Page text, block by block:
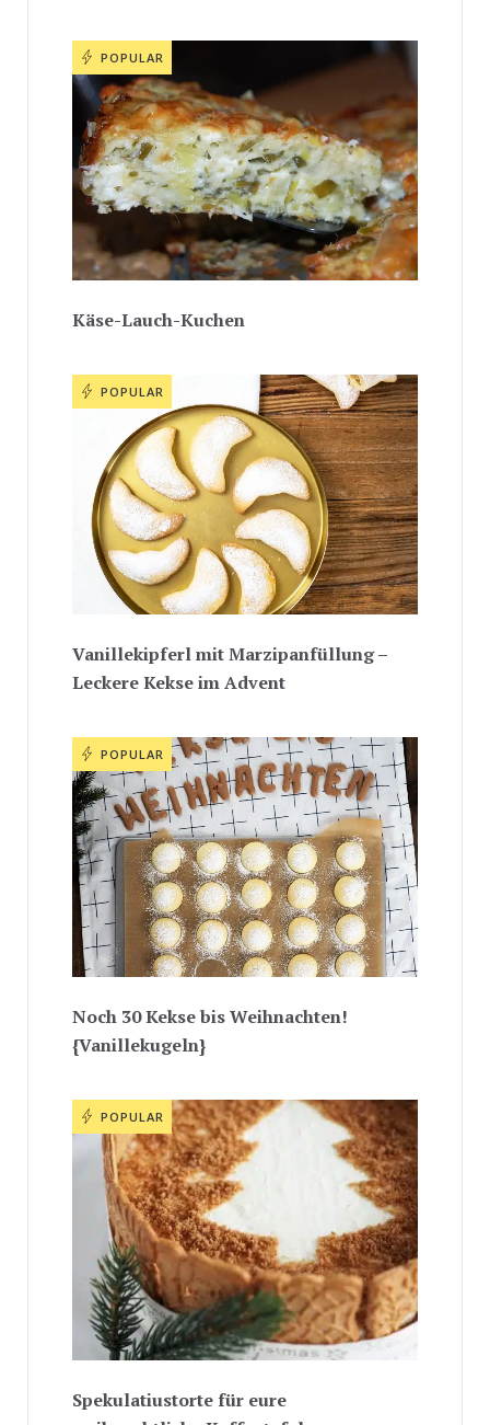
POPULAR
Käse-Lauch-Kuchen
POPULAR
Vanillekipferl mit Marzipanfüllung –
Leckere Kekse im Advent
POPULAR
Noch 30 Kekse bis Weihnachten!
{Vanillekugeln}
POPULAR
Spekulatiustorte für eure